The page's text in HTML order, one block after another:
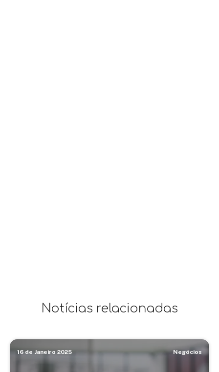
Notícias relacionadas
16 de Janeiro 2025 Negócios